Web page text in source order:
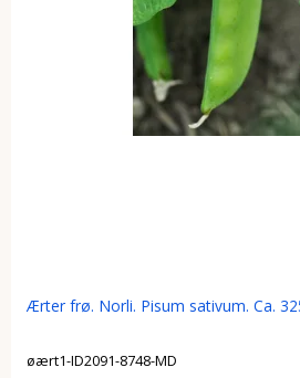
Ærter frø. Norli. Pisum sativum. Ca.
øært1-ID2091-8748-MD